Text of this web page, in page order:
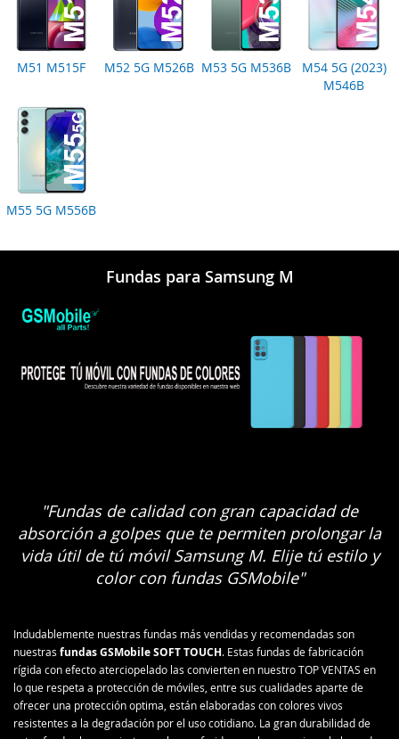
M51 M515F M52 5G M526B M53 5G M536B
M54 5G (2023)
M546B
M55 5G M556B
Fundas para Samsung M
"Fundas de calidad con gran capacidad de
absorción a golpes que te permiten prolongar la
vida útil de tú móvil Samsung M. Elije tú estilo y
color con fundas GSMobile"
Indudablemente nuestras fundas más vendidas y recomendadas son
nuestras fundas GSMobile SOFT TOUCH. Estas fundas de fabricación
rígida con efecto aterciopelado las convierten en nuestro TOP VENTAS en
lo que respeta a protección de móviles, entre sus cualidades aparte de
ofrecer una protección optima, están elaboradas con colores vivos
resistentes a la degradación por el uso cotidiano. La gran durabilidad de